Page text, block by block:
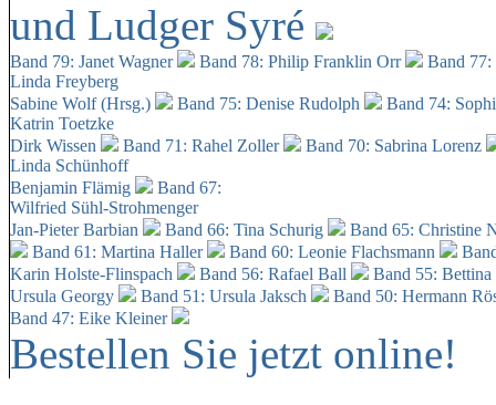
und Ludger Syré
Band 79: Janet Wagner Band 78: Philip Franklin Orr
Band
Linda Freyberg
Sabine Wolf (Hrsg.)
Band 75: Denise Rudolph
Band 74:
Katrin Toetzke
Dirk Wissen
Band 71: Rahel Zoller
Band 70: Sabrina Lorenz
Linda Schünhoff
Benjamin Flämig
Band 67:
Wilfried Sühl-Strohmenger
Jan-Pieter Barbian
Band 66: Tina Schurig
Band 65: Christine
Band 61: Martina Haller
Band 60: Leonie Flachsmann
Karin Holste-Flinspach
Band 56: Rafael Ball
Band 55:
Ursula Georgy
Band 51: Ursula Jaksch Band 50: Hermann
Band 47: Eike Kleiner
Bestellen Sie jetzt online!